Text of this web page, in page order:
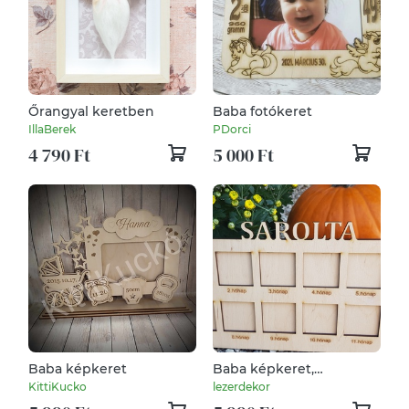
Őrangyal keretben
IllaBerek
4 790 Ft
Baba fotókeret
PDorci
5 000 Ft
Baba képkeret
KittiKucko
Baba képkeret,
Babaköszöntésre, 12
lezerdekor